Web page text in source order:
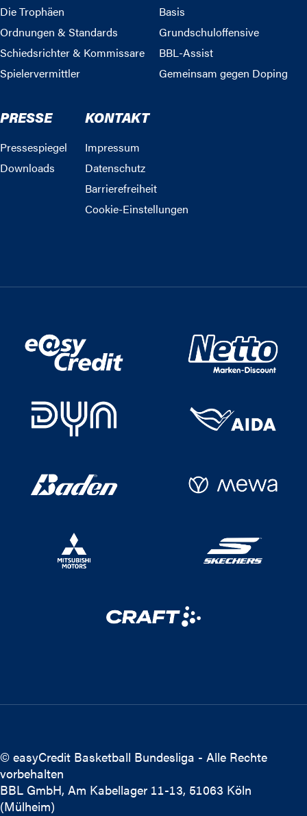
Die Trophäen
Ordnungen & Standards
Schiedsrichter & Kommissare
Spielervermittler
Basis
Grundschuloffensive
BBL-Assist
Gemeinsam gegen Doping
PRESSE
Pressespiegel
Downloads
KONTAKT
Impressum
Datenschutz
Barrierefreiheit
Cookie-Einstellungen
© easyCredit Basketball Bundesliga - Alle Rechte
vorbehalten
BBL GmbH, Am Kabellager 11-13, 51063 Köln
(Mülheim)